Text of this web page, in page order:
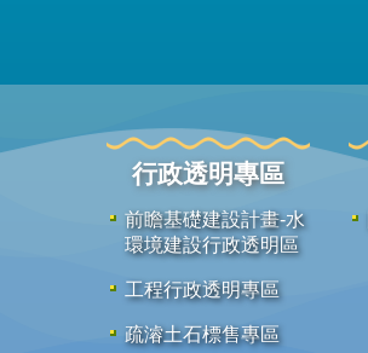
行政透明專區
前瞻基礎建設計畫-水
環境建設行政透明區
工程行政透明專區
疏濬土石標售專區